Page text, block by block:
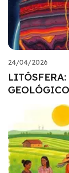
24/04/2026